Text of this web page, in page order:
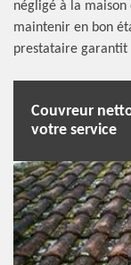
négligé à la
maintenir en bon
prestataire garantit
Couvreur
votre service